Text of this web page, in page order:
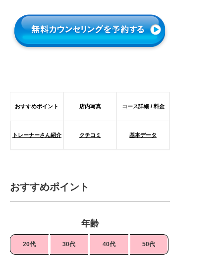
おすすめポイント 店内写真 コース詳細 / 料金
トレーナーさん紹介 クチコミ 基本データ
おすすめポイント
年齢
20代 30代 40代 50代